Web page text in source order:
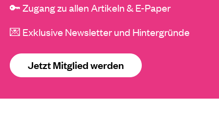
🔑 Zugang zu allen Artikeln & E-Paper
💌 Exklusive Newsletter und Hintergründe
Jetzt Mitglied werden